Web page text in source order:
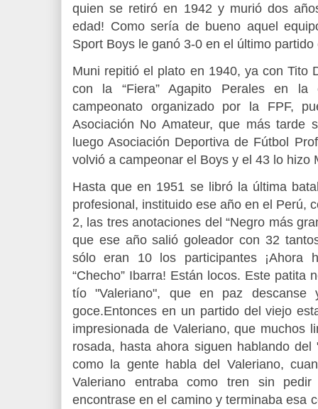
quien se retiró en 1942 y murió dos
edad! Como sería de bueno aquel
Sport Boys le ganó 3-0 en el último partido
Muni repitió el plato en 1940, ya con Tito
con la “Fiera” Agapito Perales en
campeonato organizado por la FPF,
Asociación No Amateur, que más tarde
luego Asociación Deportiva de Fútbol
volvió a campeonar el Boys y el 43 lo hizo
Hasta que en 1951 se libró la última
profesional, instituido ese año en el Perú,
2, las tres anotaciones del “Negro más
que ese año salió goleador con 32
sólo eran 10 los participantes ¡Ahora
“Checho” Ibarra! Están locos. Este patita
tío "Valeriano", que en paz
goce.Entonces en un partido del viejo
impresionada de Valeriano, que muchos
rosada, hasta ahora siguen hablando
como la gente habla del Valeriano,
Valeriano entraba como tren sin
encontrase en el camino y terminaba esa